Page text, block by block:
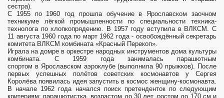
сестра).
С 1955 по 1960 год прошла обучение в Ярославском заочном
техникуме лёгкой промышленности по специальности техника-
технолога по хлопкопрядению. В 1957 году вступила в ВЛКСМ. С
11 августа 1960 года по март 1962 года - освобождённый секретарь
комитета ВЛКСМ комбината «Красный Перекоп».
Играла на домре в оркестре народных инструментов дома культуры
комбината. С 1959 года занималась парашютным
спортом в Ярославском аэроклубе (выполнила 90 прыжков). После
первых успешных полётов советских космонавтов у Сергея
Королёва появилась идея запустить в космос женщину-космонавта.
В начале 1962 года начался поиск претенденток по следующим
критериям: парашютистка, возрастом до 30 лет, ростом до 170 см и